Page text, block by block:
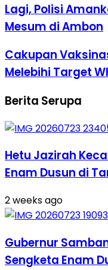
Lagi, Polisi
Mesum di Ambon
Cakupan
Melebihi Target
Berita Serupa
Hetu Jazirah
Enam Dusun di
2 weeks ago
Gubernur
Sengketa Enam